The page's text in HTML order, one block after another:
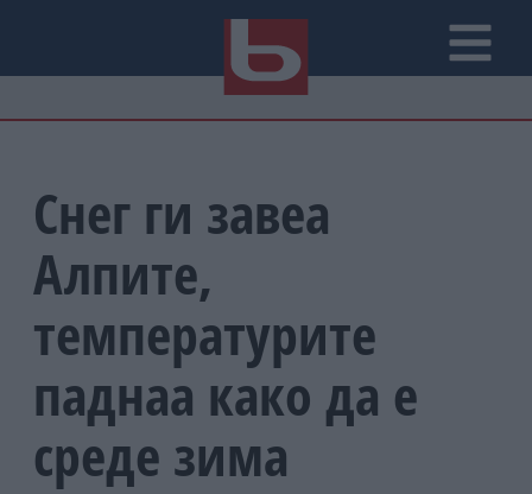
Снег ги завеа
Алпите,
температурите
паднаа како да е
среде зима